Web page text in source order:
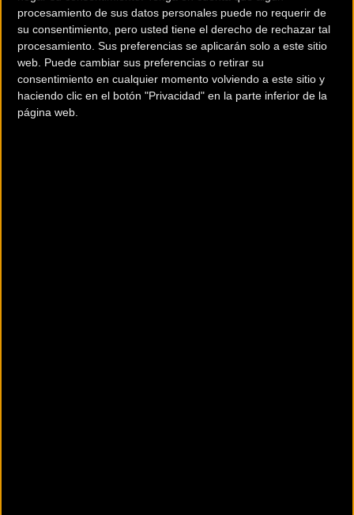
procesamiento de sus datos personales puede no requerir de
su consentimiento, pero usted tiene el derecho de rechazar tal
procesamiento. Sus preferencias se aplicarán solo a este sitio
web. Puede cambiar sus preferencias o retirar su
consentimiento en cualquier momento volviendo a este sitio y
haciendo clic en el botón "Privacidad" en la parte inferior de la
página web.
competici&oacut
... [+]
Comentarios de la Noticia